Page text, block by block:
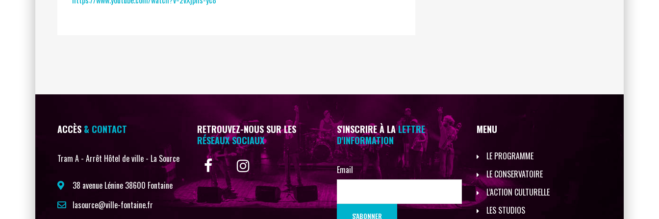
ACCÈS & CONTACT
Tram A - Arrêt Hôtel de ville - La Source
38 avenue Lénine 38600 Fontaine
lasource@ville-fontaine.fr
RETROUVEZ-NOUS SUR LES
RÉSEAUX SOCIAUX
S'INSCRIRE À LALETTRE
D'INFORMATION
Email
MENU
LE PROGRAMME
LE CONSERVATOIRE
L’ACTION CULTURELLE
LES STUDIOS